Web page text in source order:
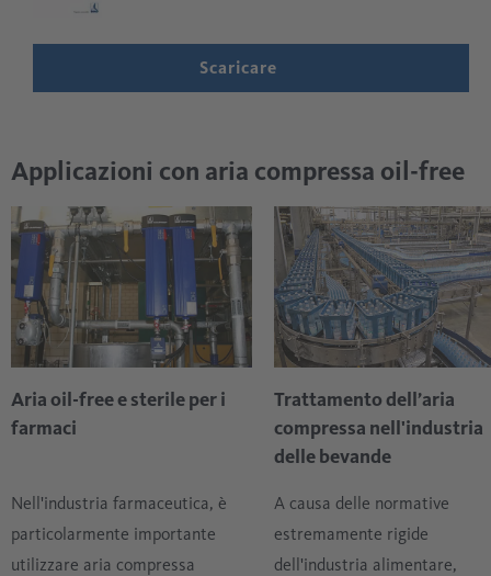
Scaricare
Applicazioni con aria compressa oil-free
Aria oil-free e sterile per i
farmaci
Nell'industria farmaceutica, è
particolarmente importante
utilizzare aria compressa
Trattamento dell’aria
compressa nell'industria
delle bevande
A causa delle normative
estremamente rigide
dell'industria alimentare,